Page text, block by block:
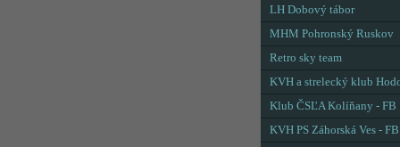
LH Dobový tábor
MHM Pohronský Ruskov
Retro sky team
KVH a strelecký klub
Klub ČSĽA Kolíňany - FB
KVH PS Záhorská Ves - FB